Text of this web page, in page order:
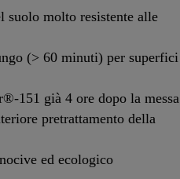
suolo molto resistente alle
(> 60 minuti) per superfici
151 già 4 ore dopo la messa
pretrattamento della
ed ecologico